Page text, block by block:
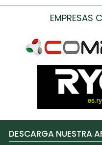
EMPRESAS
DESCARGA NUESTRA